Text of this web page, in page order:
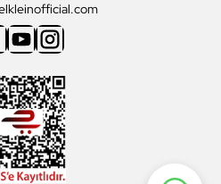
YoutubeInstagram